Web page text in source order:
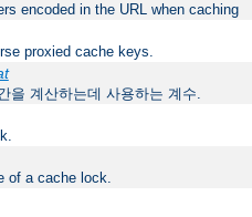
encoded in the URL when caching
proxied cache keys.
을 계산하는데 사용하는 계수.
of a cache lock.